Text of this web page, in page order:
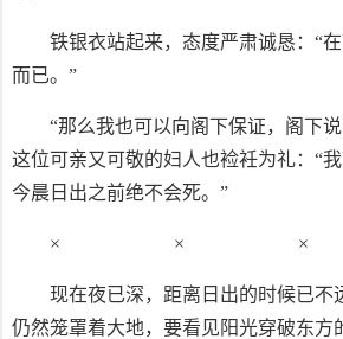
铁银衣站起来，态度严肃诚恳：“
而已。”
“那么我也可以向阁下保证，阁下
这位可亲又可敬的妇人也裣衽为礼：“
今晨日出之前绝不会死。”
× × ×
现在夜已深，距离日出的时候已不
仍然笼罩着大地，要看见阳光穿破东方